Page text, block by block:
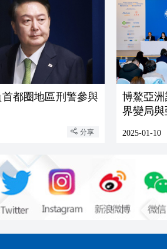
都圈地區刑警參與
分享
博鰲亞
界變局
2025-01-10